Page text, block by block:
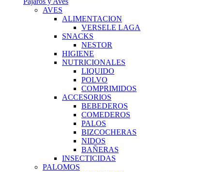
AVES
ALIMENTACION
VERSELE LAGA
SNACKS
NESTOR
HIGIENE
NUTRICIONALES
LIQUIDO
POLVO
COMPRIMIDOS
ACCESORIOS
BEBEDEROS
COMEDEROS
PALOS
BIZCOCHERAS
NIDOS
BAÑERAS
INSECTICIDAS
PALOMOS